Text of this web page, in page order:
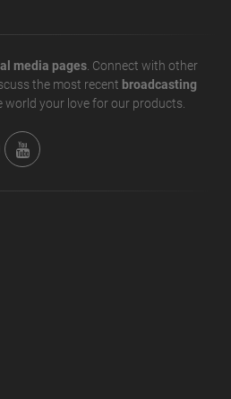
media pages. Connect with other
the most recent broadcasting
world your love for our products.